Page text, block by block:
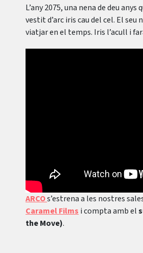
L’any 2075, una nena de deu
vestit d’arc iris cau del cel. El seu
viatjar en el temps. Iris l’acull i
ARCOs’estrena a les nostres
Caramel Films i compta amb el
the Move).